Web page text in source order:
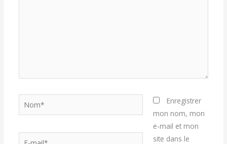
Enregistrer
mon nom, mon
e-mail et mon
site dans le